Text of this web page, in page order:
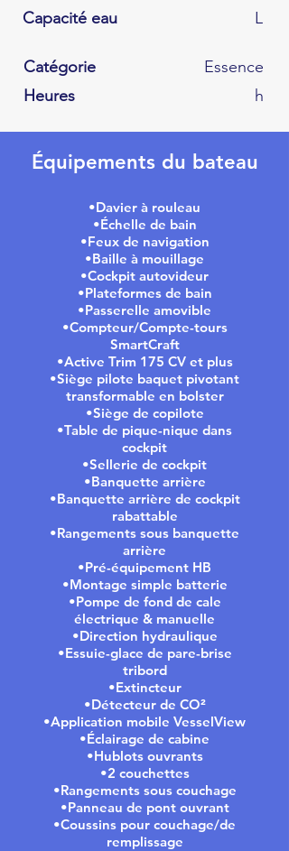
Capacité eau
L
Catégorie
Essence
Heures
h
Équipements du bateau
•Davier à rouleau
•Échelle de bain
•Feux de navigation
•Baille à mouillage
•Cockpit autovideur
•Plateformes de bain
•Passerelle amovible
•Compteur/Compte-tours
SmartCraft
•Active Trim 175 CV et plus
•Siège pilote baquet pivotant
transformable en bolster
•Siège de copilote
•Table de pique-nique dans
cockpit
•Sellerie de cockpit
•Banquette arrière
•Banquette arrière de cockpit
rabattable
•Rangements sous banquette
arrière
•Pré-équipement HB
•Montage simple batterie
•Pompe de fond de cale
électrique & manuelle
•Direction hydraulique
•Essuie-glace de pare-brise
tribord
•Extincteur
•Détecteur de CO²
•Application mobile VesselView
•Éclairage de cabine
•Hublots ouvrants
•2 couchettes
•Rangements sous couchage
•Panneau de pont ouvrant
•Coussins pour couchage/de
remplissage